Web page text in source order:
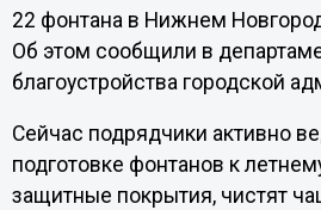
22 фонтана в Нижнем
Об этом сообщили в
благоустройства городской
Сейчас подрядчики активно
подготовке фонтанов к
защитные покрытия, чистят